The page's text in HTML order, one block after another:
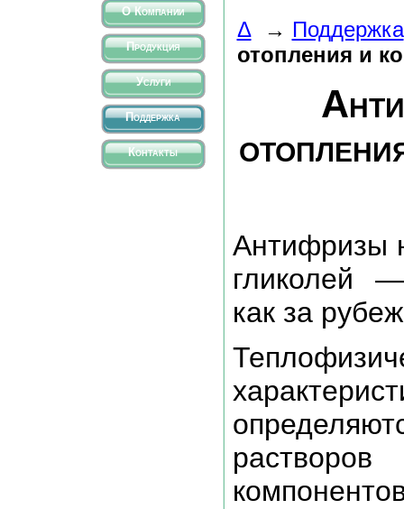
О Компании
Продукция
Услуги
Поддержка
Контакты
Δ→ Поддержка
отопления и
Антифризы
гликолей
как за